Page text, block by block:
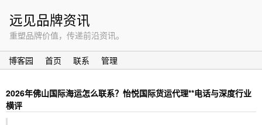
远见品牌资讯
重塑品牌价值，传递前沿资讯。
博客园 首页 联系 管理
2026年佛山国际海运怎么联系？怡悦国际货运代理**电话与深度行业
横评